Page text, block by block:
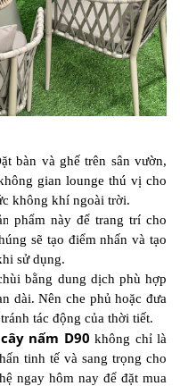
bàn và ghế trên sân vườn,
gian lounge thú vị cho
không khí ngoài trời.
phẩm này để trang trí cho
sẽ tạo điểm nhấn và tạo
sử dụng.
bằng dung dịch phù hợp
dài. Nên che phủ hoặc đưa
tác động của thời tiết.
nấm D90 không chỉ là
tinh tế và sang trọng cho
ngay hôm nay để đặt mua